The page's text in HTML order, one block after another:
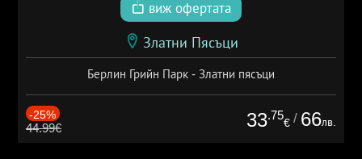
виж офертата
Златни Пясъци
Берлин Грийн Парк - Златни пясъци
-25%
44.99€ 33.75
€ / 66лв.